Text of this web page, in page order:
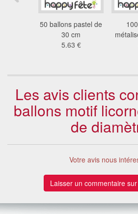
50 ballons pastel de
30 cm
5.63 €
Les avis clients
ballons motif
de
Votre avis nous
Laisser un commentaire